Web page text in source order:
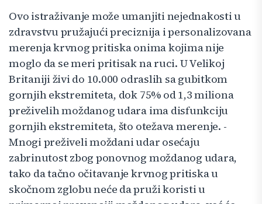
Ovo istraživanje može umanjiti nejednakosti u
zdravstvu pružajući preciznija i personalizovana
merenja krvnog pritiska onima kojima nije
moglo da se meri pritisak na ruci. U Velikoj
Britaniji živi do 10.000 odraslih sa gubitkom
gornjih ekstremiteta, dok 75% od 1,3 miliona
preživelih moždanog udara ima disfunkciju
gornjih ekstremiteta, što otežava merenje. -
Mnogi preživeli moždani udar osećaju
zabrinutost zbog ponovnog moždanog udara,
tako da tačno očitavanje krvnog pritiska u
skočnom zglobu neće da pruži koristi u